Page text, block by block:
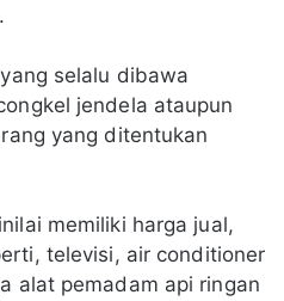
selalu dibawa
jendela ataupun
yang ditentukan
memiliki harga jual,
televisi, air conditioner
alat pemadam api ringan